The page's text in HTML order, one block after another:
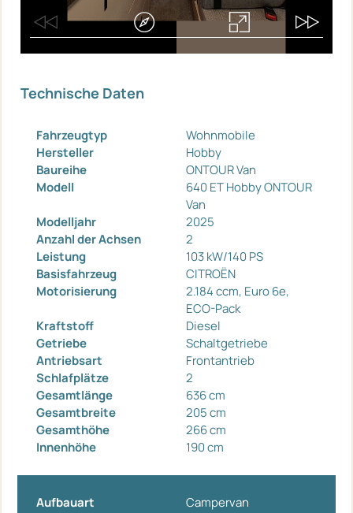
Technische Daten
Fahrzeugtyp
Wohnmobile
Hersteller
Hobby
Baureihe
ONTOUR Van
Modell
640 ET Hobby ONTOUR
Van
Modelljahr
2025
Anzahl der Achsen
2
Leistung
103 kW/140 PS
Basisfahrzeug
CITROËN
Motorisierung
2.184 ccm, Euro 6e,
ECO-Pack
Kraftstoff
Diesel
Getriebe
Schaltgetriebe
Antriebsart
Frontantrieb
Schlafplätze
2
Gesamtlänge
636 cm
Gesamtbreite
205 cm
Gesamthöhe
266 cm
Innenhöhe
190 cm
Aufbauart
Campervan